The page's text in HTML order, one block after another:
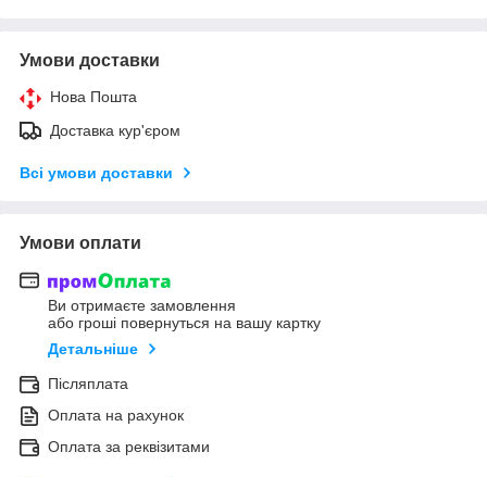
Умови доставки
Нова Пошта
Доставка кур'єром
Всі умови доставки
Умови оплати
Ви отримаєте замовлення
або гроші повернуться на вашу картку
Детальніше
Післяплата
Оплата на рахунок
Оплата за реквізитами